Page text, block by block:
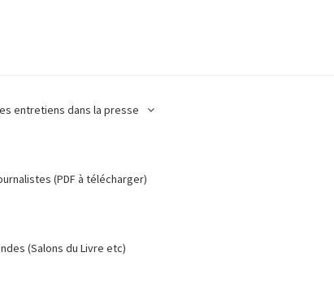
entretiens dans la presse
(PDF à télécharger)
(Salons du Livre etc)